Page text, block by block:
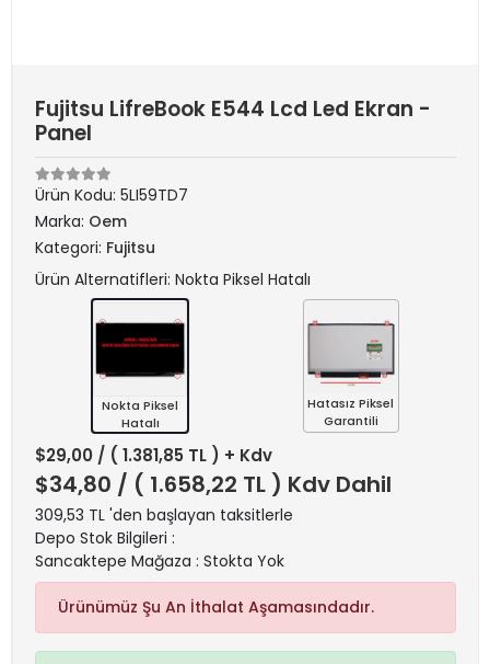
Fujitsu LifreBook E544 Lcd Led Ekran -
Panel
Ürün Kodu: 5LI59TD7
Marka: Oem
Kategori: Fujitsu
Ürün Alternatifleri: Nokta Piksel Hatalı
Nokta Piksel
Hatalı
Hatasız Piksel
Garantili
$29,00 / ( 1.381,85 TL ) + Kdv
$34,80 / ( 1.658,22 TL ) Kdv Dahil
309,53 TL 'den başlayan taksitlerle
Depo Stok Bilgileri :
Sancaktepe Mağaza : Stokta Yok
Ürünümüz Şu An İthalat Aşamasındadır.